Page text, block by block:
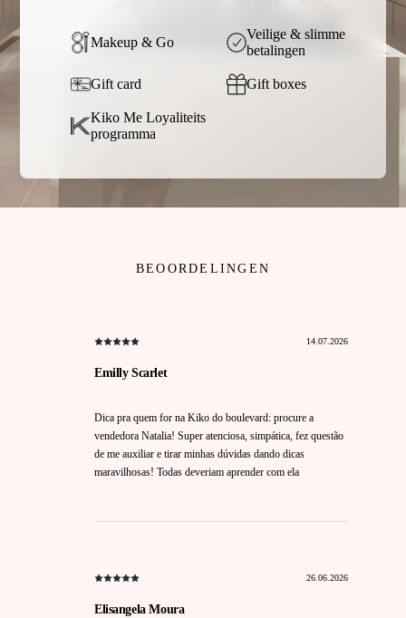
Makeup & Go
Veilige & slimme
betalingen
Gift card Gift boxes
Kiko Me Loyaliteits
programma
BEOORDELINGEN
14.07.2026
Emilly Scarlet
Dica pra quem for na Kiko do boulevard: procure a
vendedora Natalia! Super atenciosa, simpática, fez questão
de me auxiliar e tirar minhas dúvidas dando dicas
maravilhosas! Todas deveriam aprender com ela
26.06.2026
Elisangela Moura